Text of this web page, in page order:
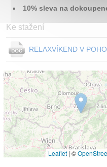
10% sleva na
Ke stažení
RELAXVÍKEND V
Leaflet | ©